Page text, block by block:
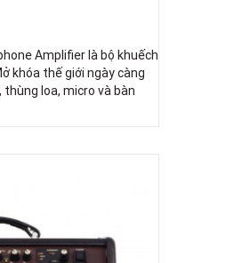
Amplifier là bộ khuếch
khóa thế giới ngày càng
loa, micro và bàn